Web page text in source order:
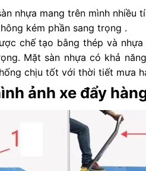
nhựa mang trên mình nhiều
kém phần sang trọng .
chế tạo bằng thép và
Mặt sàn nhựa có khả
chịu tốt với thời tiết mưa
ảnh xe đẩy